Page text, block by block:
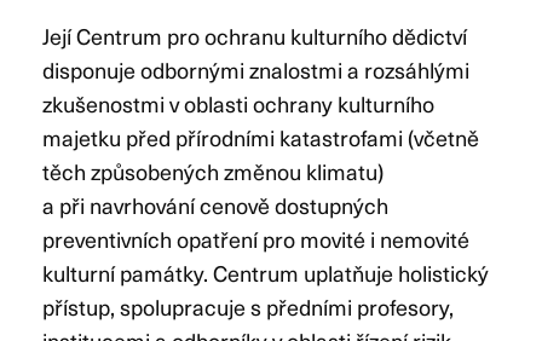
Její Centrum pro ochranu kulturního dědictví
disponuje odbornými znalostmi a rozsáhlými
zkušenostmi v oblasti ochrany kulturního
majetku před přírodními katastrofami (včetně
těch způsobených změnou klimatu)
a při navrhování cenově dostupných
preventivních opatření pro movité i nemovité
kulturní památky. Centrum uplatňuje holistický
přístup, spolupracuje s předními profesory,